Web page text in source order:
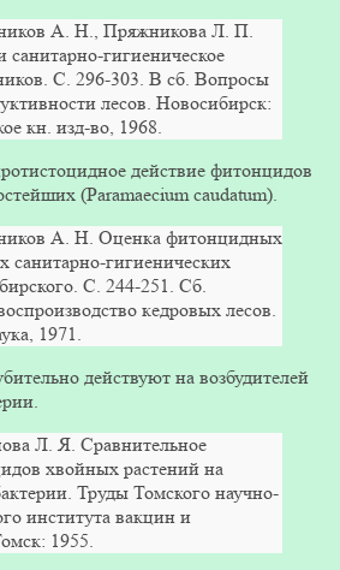
А. Н., Пряжникова Л. П.
гигиеническое
С. 296-303. В сб. Вопросы
лесов. Новосибирск:
кн. изд-во, 1968.
действие фитонцидов
(Paramaecium caudatum).
А. Н. Оценка фитонцидных
санитарно-гигиенических
С. 244-251. Сб.
кедровых лесов.
1971.
действуют на возбудителей
Л. Я. Сравнительное
хвойных растений на
Труды Томского научно-
института вакцин и
1955.